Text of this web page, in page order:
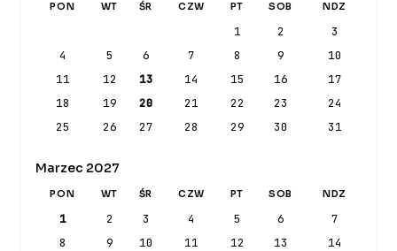
PON WT ŚR CZW PT SOB NDZ
1 2
3
4
5 6 7 8 9
10
11
12 13 14 15 16
17
18
19 20 21 22 23
24
25
26 27 28 29 30 31
Marzec 2027
PON WT ŚR CZW PT SOB NDZ
1 2 3 4 5 6
7
8
9 10 11 12 13
14